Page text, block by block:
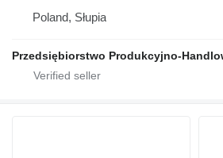
Poland, Słupia